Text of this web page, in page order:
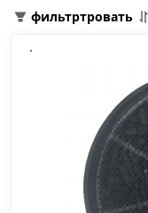
фильтртровать